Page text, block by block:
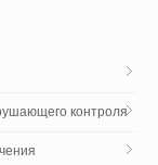
контроля